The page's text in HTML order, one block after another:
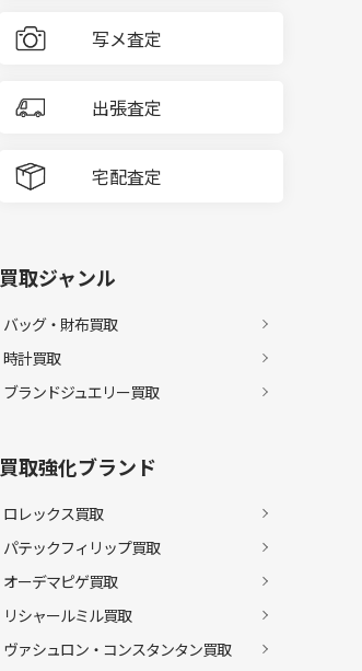
写メ査定
出張査定
宅配査定
買取ジャンル
バッグ・財布買取
時計買取
ブランドジュエリー買取
買取強化ブランド
ロレックス買取
パテックフィリップ買取
オーデマピゲ買取
リシャールミル買取
ヴァシュロン・コンスタンタン買取